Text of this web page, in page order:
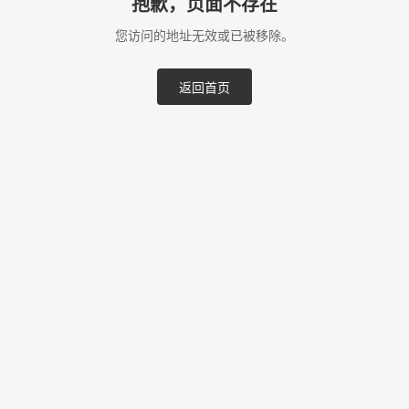
抱歉，页面不存在
您访问的地址无效或已被移除。
返回首页